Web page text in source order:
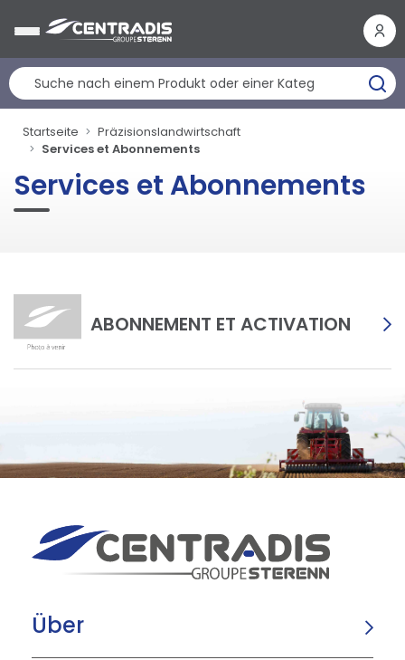
Startseite
Präzisionslandwirtschaft
Services et Abonnements
Services et Abonnements
ABONNEMENT ET ACTIVATION
Über